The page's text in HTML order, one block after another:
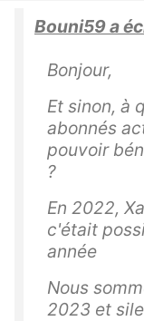
Bouni59 a
Bonjour,
Et sinon, à
abonnés
pouvoir
?
En 2022,
c'était
année
Nous
2023 et